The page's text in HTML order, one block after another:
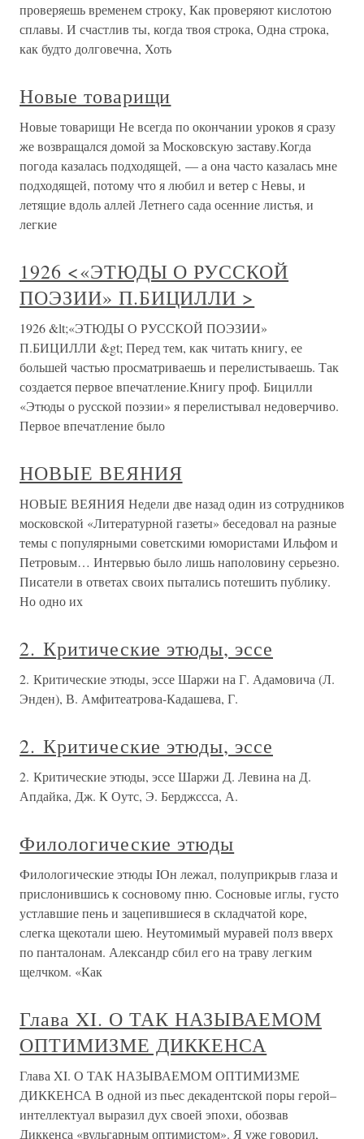
проверяешь временем строку, Как проверяют кислотою
сплавы. И счастлив ты, когда твоя строка, Одна строка,
как будто долговечна, Хоть
Новые товарищи
Новые товарищи Не всегда по окончании уроков я сразу
же возвращался домой за Московскую заставу.Когда
погода казалась подходящей, — а она часто казалась мне
подходящей, потому что я любил и ветер с Невы, и
летящие вдоль аллей Летнего сада осенние листья, и
легкие
1926 <«ЭТЮДЫ О РУССКОЙ
ПОЭЗИИ» П.БИЦИЛЛИ >
1926 &lt;«ЭТЮДЫ О РУССКОЙ ПОЭЗИИ»
П.БИЦИЛЛИ &gt; Перед тем, как читать книгу, ее
большей частью просматриваешь и перелистываешь. Так
создается первое впечатление.Книгу проф. Бицилли
«Этюды о русской поэзии» я перелистывал недоверчиво.
Первое впечатление было
НОВЫЕ ВЕЯНИЯ
НОВЫЕ ВЕЯНИЯ Недели две назад один из сотрудников
московской «Литературной газеты» беседовал на разные
темы с популярными советскими юмористами Ильфом и
Петровым… Интервью было лишь напо­ловину серьезно.
Писатели в ответах своих пытались потешить публику.
Но одно их
2. Критические этюды, эссе
2. Критические этюды, эссе Шаржи на Г. Адамовича (Л.
Энден), В. Амфитеатрова-Кадашева, Г.
2. Критические этюды, эссе
2. Критические этюды, эссе Шаржи Д. Левина на Д.
Апдайка, Дж. К Оутс, Э. Берджссса, А.
Филологические этюды
Филологические этюды IОн лежал, полуприкрыв глаза и
прислонившись к сосновому пню. Сосновые иглы, густо
устлавшие пень и зацепившиеся в складчатой коре,
слегка щекотали шею. Неутомимый муравей полз вверх
по панталонам. Александр сбил его на траву легким
щелчком. «Как
Глава XI. О ТАК НАЗЫВАЕМОМ
ОПТИМИЗМЕ ДИККЕНСА
Глава XI. О ТАК НАЗЫВАЕМОМ ОПТИМИЗМЕ
ДИККЕНСА В одной из пьес декадентской поры герой–
интеллектуал выразил дух своей эпохи, обозвав
Диккенса «вульгарным оптимистом». Я уже говорил,